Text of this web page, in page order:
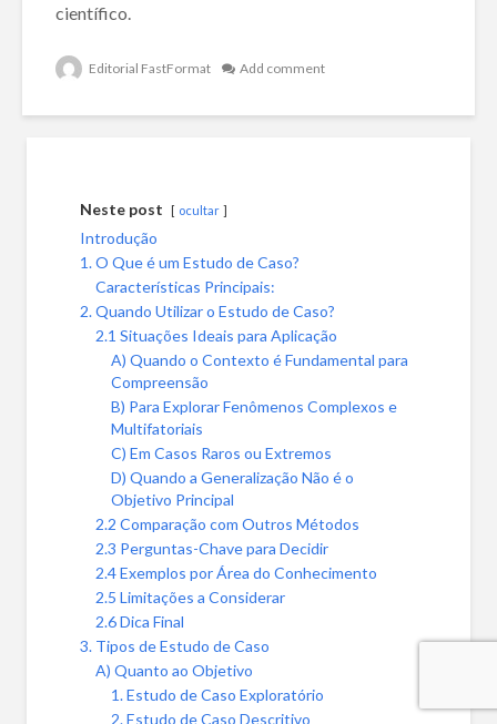
científico.
Editorial FastFormat Add comment
Neste post ocultar
Introdução
1. O Que é um Estudo de Caso?
Características Principais:
2. Quando Utilizar o Estudo de Caso?
2.1 Situações Ideais para Aplicação
A) Quando o Contexto é Fundamental para
Compreensão
B) Para Explorar Fenômenos Complexos e
Multifatoriais
C) Em Casos Raros ou Extremos
D) Quando a Generalização Não é o
Objetivo Principal
2.2 Comparação com Outros Métodos
2.3 Perguntas-Chave para Decidir
2.4 Exemplos por Área do Conhecimento
2.5 Limitações a Considerar
2.6 Dica Final
3. Tipos de Estudo de Caso
A) Quanto ao Objetivo
1. Estudo de Caso Exploratório
2. Estudo de Caso Descritivo